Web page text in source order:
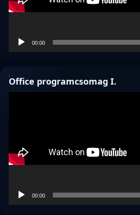
00:00
Office programcsomag I.
00:00